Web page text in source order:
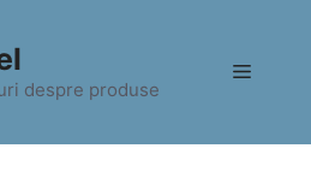
despre produse
Meniu